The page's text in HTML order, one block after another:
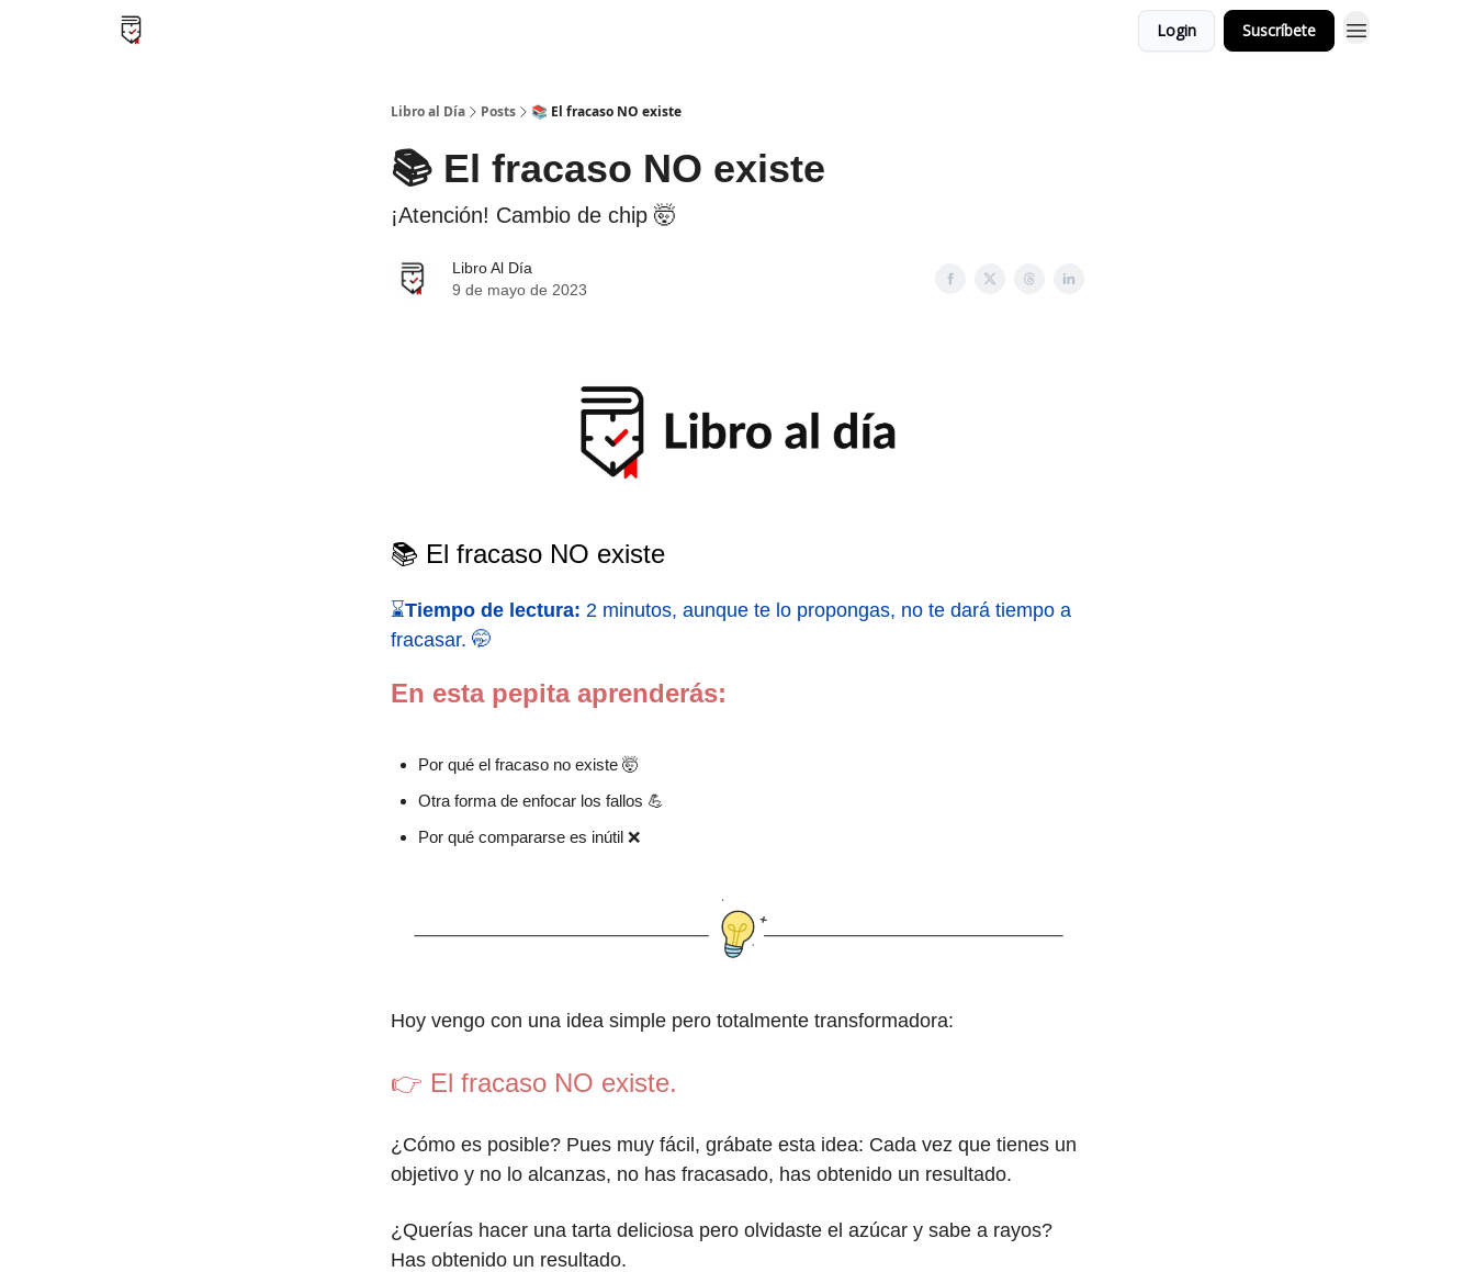
Login Suscríbete
Libro al Día Posts 📚 El fracaso NO existe
📚 El fracaso NO existe
¡Atención! Cambio de chip 🤯
Libro Al Día
9 de mayo de 2023
📚 El fracaso NO existe
⌛Tiempo de lectura: 2 minutos, aunque te lo propongas, no te dará tiempo a
fracasar. 🤭
En esta pepita aprenderás:
Por qué el fracaso no existe 🤯
Otra forma de enfocar los fallos 💪
Por qué compararse es inútil ❌
Hoy vengo con una idea simple pero totalmente transformadora:
👉 El fracaso NO existe.
¿Cómo es posible? Pues muy fácil, grábate esta idea: Cada vez que tienes un
objetivo y no lo alcanzas, no has fracasado, has obtenido un resultado.
¿Querías hacer una tarta deliciosa pero olvidaste el azúcar y sabe a rayos?
Has obtenido un resultado.